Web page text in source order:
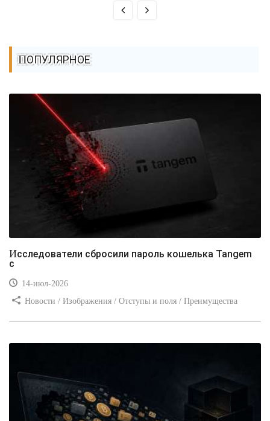
ПОПУЛЯРНОЕ
Исследователи сбросили пароль кошелька Tangem
с
14-июл-2026
Новости / Изображения / Отступы и поля / Преимущества